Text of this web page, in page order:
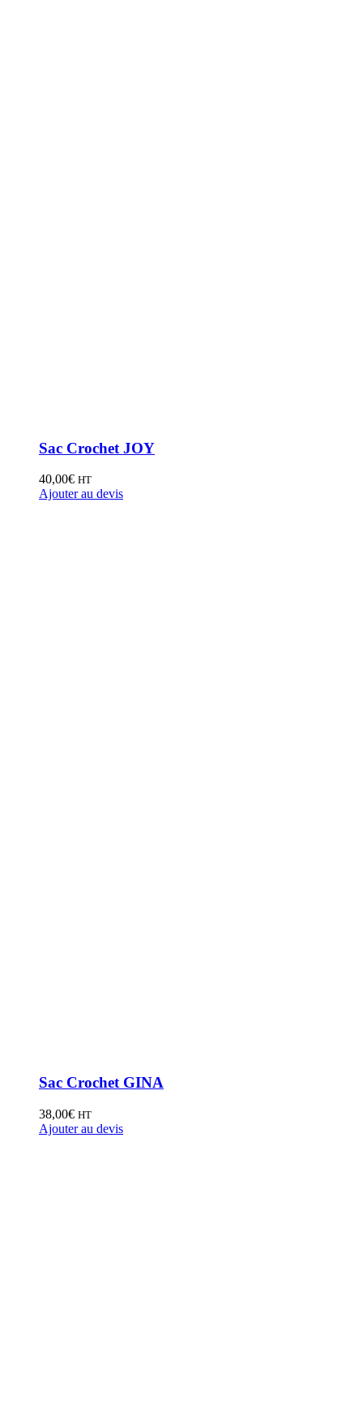
Sac Crochet JOY
40,00€ HT
Ajouter au devis
Sac Crochet GINA
38,00€ HT
Ajouter au devis